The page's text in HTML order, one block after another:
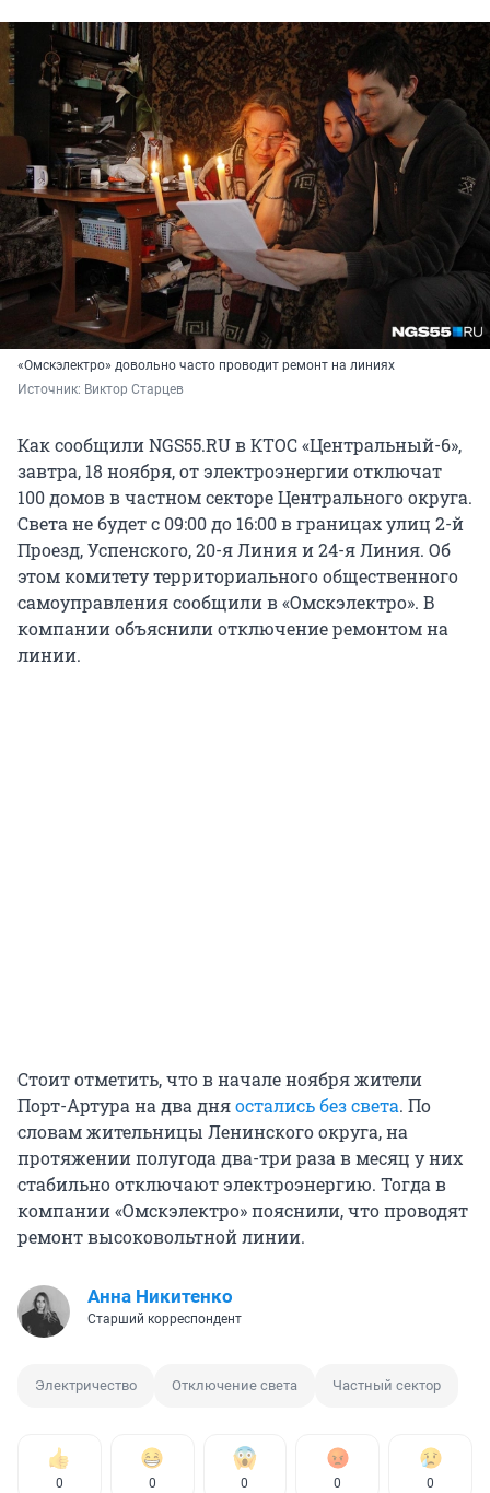
«Омскэлектро» довольно часто проводит ремонт на линиях
Источник: Виктор Старцев
Как сообщили NGS55.RU в КТОС «Центральный-6»,
завтра, 18 ноября, от электроэнергии отключат
100 домов в частном секторе Центрального округа.
Света не будет с 09:00 до 16:00 в границах улиц 2-й
Проезд, Успенского, 20-я Линия и 24-я Линия. Об
этом комитету территориального общественного
самоуправления сообщили в «Омскэлектро». В
компании объяснили отключение ремонтом на
линии.
Стоит отметить, что в начале ноября жители
Порт-Артура на два дняостались без света. По
словам жительницы Ленинского округа, на
протяжении полугода два-три раза в месяц у них
стабильно отключают электроэнергию. Тогда в
компании «Омскэлектро» пояснили, что проводят
ремонт высоковольтной линии.
Анна Никитенко
Старший корреспондент
Электричество Отключение света Частный сектор
0 0 0 0 0